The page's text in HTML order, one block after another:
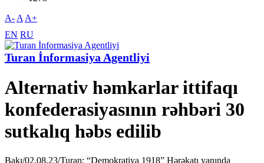
A- A A+
EN RU
Turan İnformasiya Agentliyi
Alternativ həmkarlar ittifaqı
konfederasiyasının rəhbəri 30
sutkalıq həbs edilib
Bakı/02.08.23/Turan: “Demokratiya 1918” Hərəkatı yanında